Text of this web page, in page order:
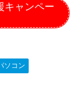
キャンペー
ソコン